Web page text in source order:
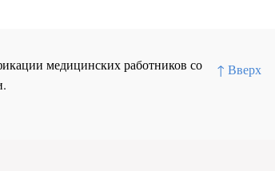
↑ Вверх
медицинских работников со